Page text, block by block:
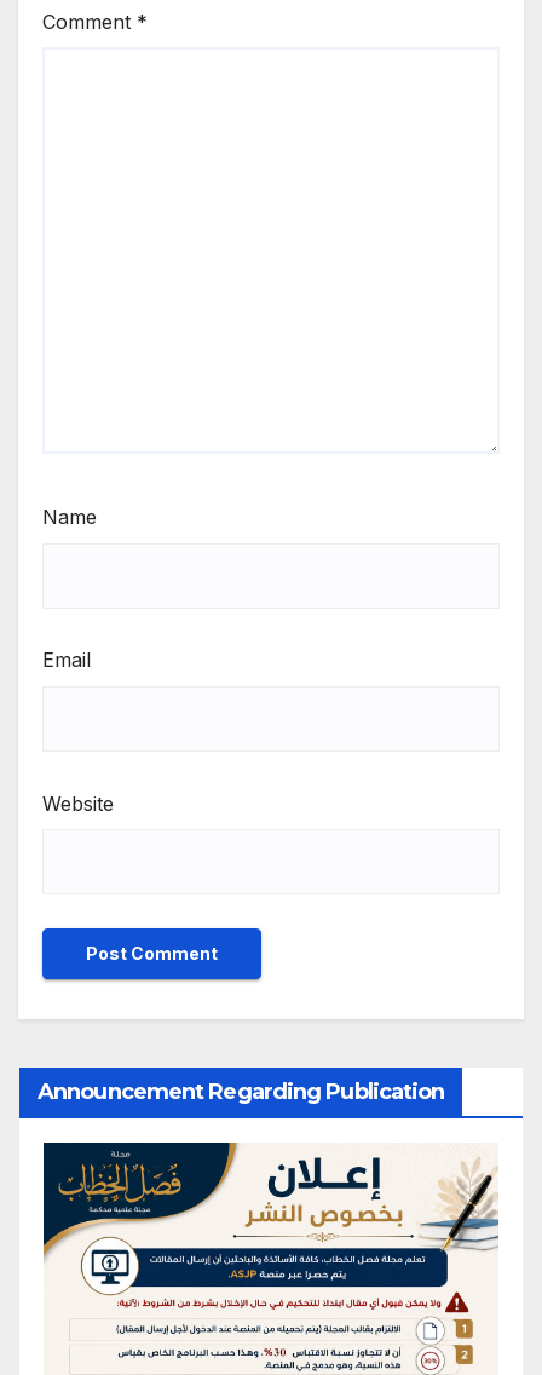
Comment *
Name
Email
Website
Announcement Regarding Publication